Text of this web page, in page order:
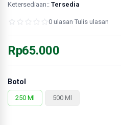
Ketersediaan:: Tersedia
0 ulasan Tulis ulasan
Rp65.000
Botol
250 Ml 500 Ml